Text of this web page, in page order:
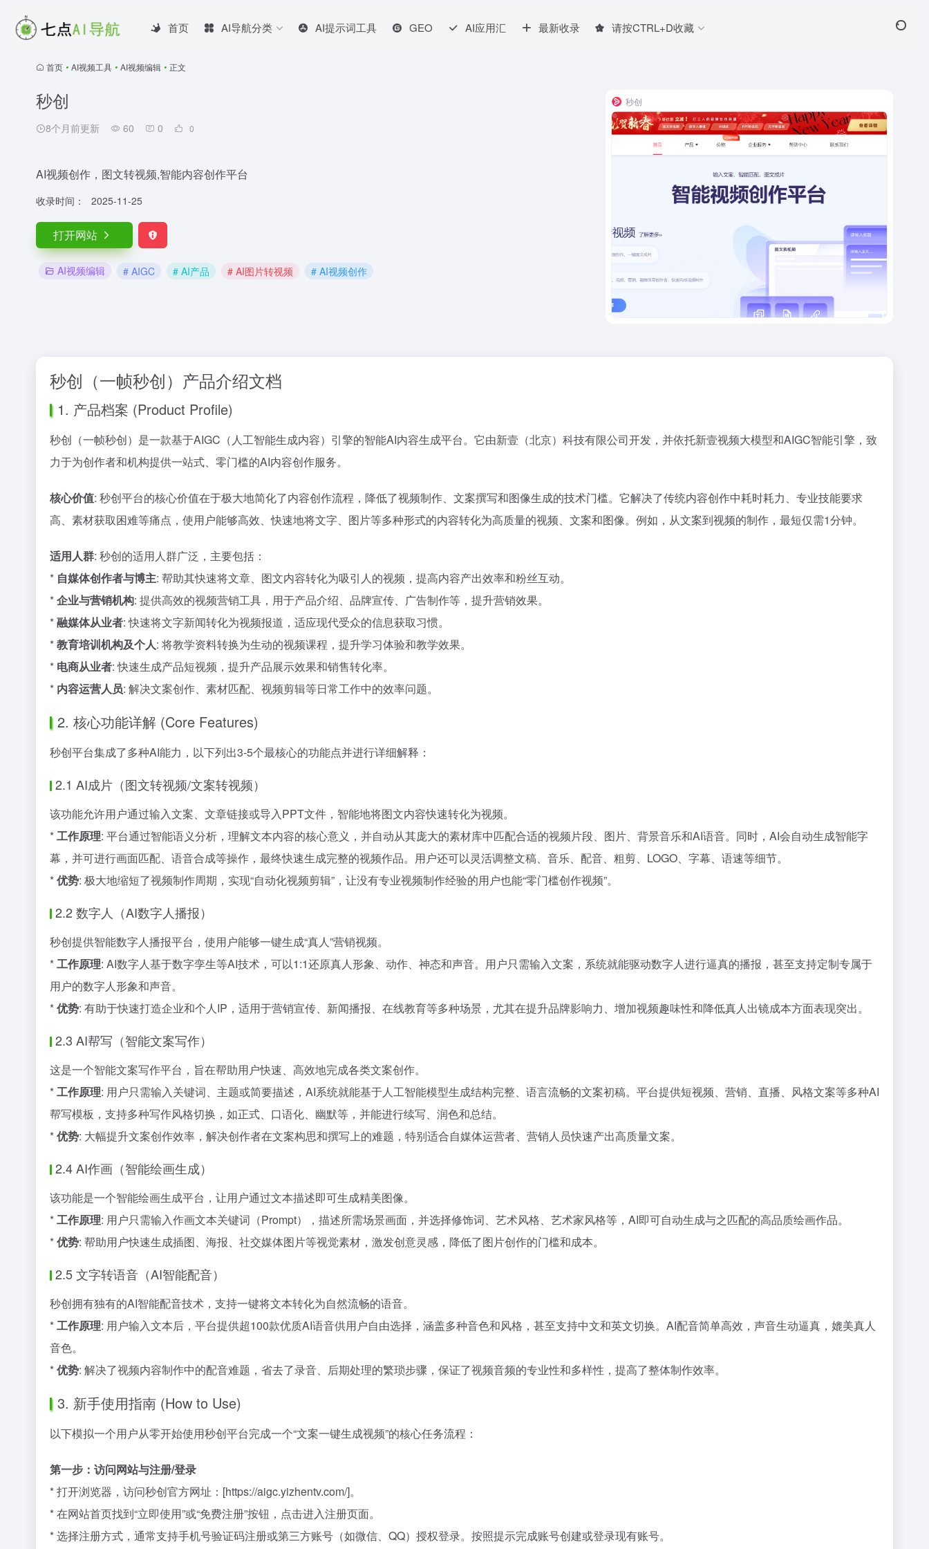
首页 AI导航分类 AI提示词工具 GEO AI应用汇 最新收录 请按CTRL+D收藏
首页 • AI视频工具 • AI视频编辑 • 正文
秒创
8个月前更新 60 0 0
AI视频创作，图文转视频,智能内容创作平台
收录时间： 2025-11-25
打开网站
AI视频编辑 # AIGC # AI产品 # AI图片转视频 # AI视频创作
秒创
秒创（一帧秒创）产品介绍文档
1. 产品档案 (Product Profile)
秒创（一帧秒创）是一款基于AIGC（人工智能生成内容）引擎的智能AI内容生成平台。它由新壹（北京）科技有限公司开发，并依托新壹视频大模型和AIGC智能引擎，致
力于为创作者和机构提供一站式、零门槛的AI内容创作服务。
核心价值: 秒创平台的核心价值在于极大地简化了内容创作流程，降低了视频制作、文案撰写和图像生成的技术门槛。它解决了传统内容创作中耗时耗力、专业技能要求
高、素材获取困难等痛点，使用户能够高效、快速地将文字、图片等多种形式的内容转化为高质量的视频、文案和图像。例如，从文案到视频的制作，最短仅需1分钟。
适用人群: 秒创的适用人群广泛，主要包括：
* 自媒体创作者与博主: 帮助其快速将文章、图文内容转化为吸引人的视频，提高内容产出效率和粉丝互动。
*企业与营销机构: 提供高效的视频营销工具，用于产品介绍、品牌宣传、广告制作等，提升营销效果。
*融媒体从业者: 快速将文字新闻转化为视频报道，适应现代受众的信息获取习惯。
*教育培训机构及个人: 将教学资料转换为生动的视频课程，提升学习体验和教学效果。
* 电商从业者: 快速生成产品短视频，提升产品展示效果和销售转化率。
* 内容运营人员: 解决文案创作、素材匹配、视频剪辑等日常工作中的效率问题。
2. 核心功能详解 (Core Features)
秒创平台集成了多种AI能力，以下列出3-5个最核心的功能点并进行详细解释：
2.1 AI成片（图文转视频/文案转视频）
该功能允许用户通过输入文案、文章链接或导入PPT文件，智能地将图文内容快速转化为视频。
*工作原理: 平台通过智能语义分析，理解文本内容的核心意义，并自动从其庞大的素材库中匹配合适的视频片段、图片、背景音乐和AI语音。同时，AI会自动生成智能字
幕，并可进行画面匹配、语音合成等操作，最终快速生成完整的视频作品。用户还可以灵活调整文稿、音乐、配音、粗剪、LOGO、字幕、语速等细节。
*优势: 极大地缩短了视频制作周期，实现“自动化视频剪辑”，让没有专业视频制作经验的用户也能“零门槛创作视频”。
2.2 数字人（AI数字人播报）
秒创提供智能数字人播报平台，使用户能够一键生成“真人”营销视频。
*工作原理: AI数字人基于数字孪生等AI技术，可以1:1还原真人形象、动作、神态和声音。用户只需输入文案，系统就能驱动数字人进行逼真的播报，甚至支持定制专属于
用户的数字人形象和声音。
*优势: 有助于快速打造企业和个人IP，适用于营销宣传、新闻播报、在线教育等多种场景，尤其在提升品牌影响力、增加视频趣味性和降低真人出镜成本方面表现突出。
2.3 AI帮写（智能文案写作）
这是一个智能文案写作平台，旨在帮助用户快速、高效地完成各类文案创作。
*工作原理: 用户只需输入关键词、主题或简要描述，AI系统就能基于人工智能模型生成结构完整、语言流畅的文案初稿。平台提供短视频、营销、直播、风格文案等多种AI
帮写模板，支持多种写作风格切换，如正式、口语化、幽默等，并能进行续写、润色和总结。
*优势: 大幅提升文案创作效率，解决创作者在文案构思和撰写上的难题，特别适合自媒体运营者、营销人员快速产出高质量文案。
2.4 AI作画（智能绘画生成）
该功能是一个智能绘画生成平台，让用户通过文本描述即可生成精美图像。
*工作原理: 用户只需输入作画文本关键词（Prompt），描述所需场景画面，并选择修饰词、艺术风格、艺术家风格等，AI即可自动生成与之匹配的高品质绘画作品。
*优势: 帮助用户快速生成插图、海报、社交媒体图片等视觉素材，激发创意灵感，降低了图片创作的门槛和成本。
2.5 文字转语音（AI智能配音）
秒创拥有独有的AI智能配音技术，支持一键将文本转化为自然流畅的语音。
*工作原理: 用户输入文本后，平台提供超100款优质AI语音供用户自由选择，涵盖多种音色和风格，甚至支持中文和英文切换。AI配音简单高效，声音生动逼真，媲美真人
音色。
*优势: 解决了视频内容制作中的配音难题，省去了录音、后期处理的繁琐步骤，保证了视频音频的专业性和多样性，提高了整体制作效率。
3. 新手使用指南 (How to Use)
以下模拟一个用户从零开始使用秒创平台完成一个“文案一键生成视频”的核心任务流程：
第一步：访问网站与注册/登录
* 打开浏览器，访问秒创官方网址：[https://aigc.yizhentv.com/]。
* 在网站首页找到“立即使用”或“免费注册”按钮，点击进入注册页面。
* 选择注册方式，通常支持手机号验证码注册或第三方账号（如微信、QQ）授权登录。按照提示完成账号创建或登录现有账号。